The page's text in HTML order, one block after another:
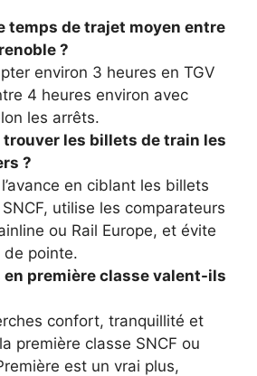
temps de trajet moyen entre
?
environ 3 heures en TGV
4 heures environ avec
les arrêts.
trouver les billets de train les
?
en ciblant les billets
SNCF, utilise les comparateurs
ou Rail Europe, et évite
de pointe.
en première classe valent-ils
confort, tranquillité et
première classe SNCF ou
est un vrai plus,